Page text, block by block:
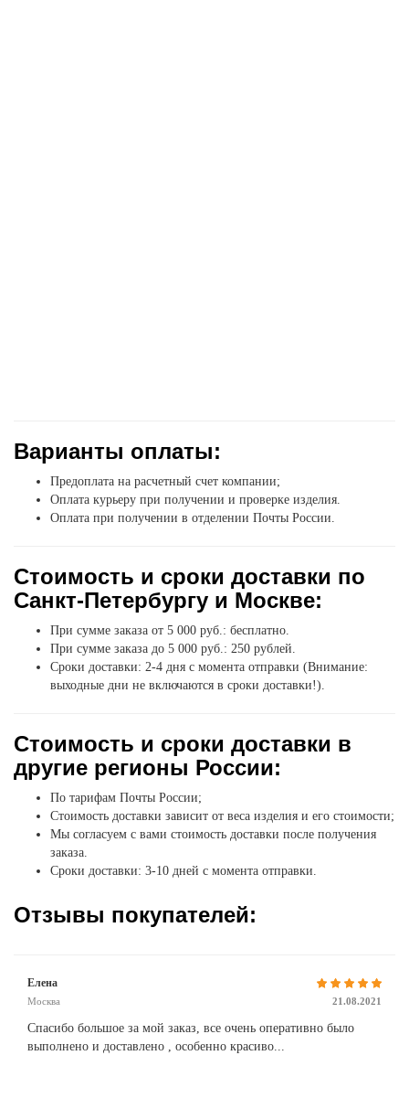
Варианты оплаты:
Предоплата на расчетный счет компании;
Оплата курьеру при получении и проверке изделия.
Оплата при получении в отделении Почты России.
Стоимость и сроки доставки по
Санкт-Петербургу и Москве:
При сумме заказа от 5 000 руб.: бесплатно.
При сумме заказа до 5 000 руб.: 250 рублей.
Сроки доставки: 2-4 дня с момента отправки (Внимание:
выходные дни не включаются в сроки доставки!).
Стоимость и сроки доставки в
другие регионы России:
По тарифам Почты России;
Стоимость доставки зависит от веса изделия и его стоимости;
Мы согласуем с вами стоимость доставки после получения
заказа.
Сроки доставки: 3-10 дней с момента отправки.
Отзывы покупателей:
Елена
Москва 21.08.2021
Спасибо большое за мой заказ, все очень оперативно было
выполнено и доставлено , особенно красиво...